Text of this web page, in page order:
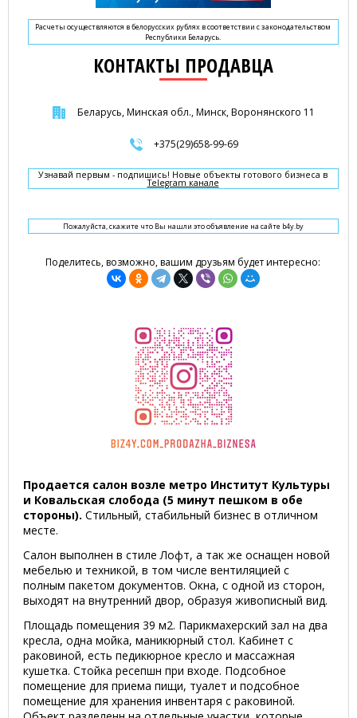
Расчеты осуществляются в белорусских рублях в соответствии с законодательством
Республики Беларусь.
КОНТАКТЫ ПРОДАВЦА
Беларусь, Минская обл., Минск, Воронянского 11
+375(29)658-99-69
Узнавай первым - подпишись! Новые объекты готового бизнеса в
Telegram канале
Пожалуйста, скажите что Вы нашли это объявление на сайте b4y.by
Поделитесь, возможно, вашим друзьям будет интересно:
Продается салон возле метро Институт Культуры
и Ковальская слобода (5 минут пешком в обе
стороны). Стильный, стабильный бизнес в отличном
месте.
Салон выполнен в стиле Лофт, а так же оснащен новой
мебелью и техникой, в том числе вентиляцией с
полным пакетом документов. Окна, с одной из сторон,
выходят на внутренний двор, образуя живописный вид.
Площадь помещения 39 м2. Парикмахерский зал на два
кресла, одна мойка, маникюрный стол. Кабинет с
раковиной, есть педикюрное кресло и массажная
кушетка. Стойка ресепшн при входе. Подсобное
помещение для приема пищи, туалет и подсобное
помещение для хранения инвентаря с раковиной.